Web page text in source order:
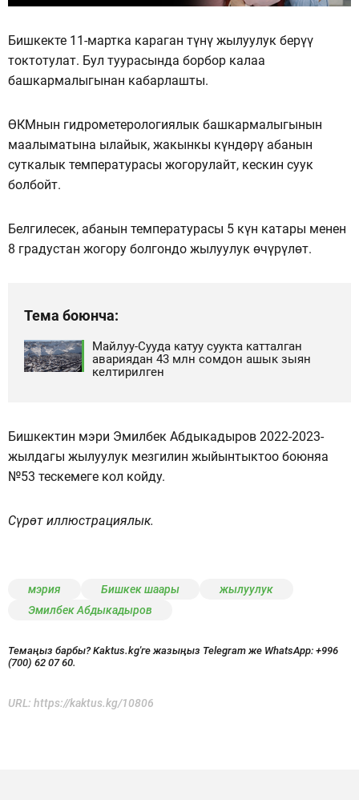
Бишкекте 11-мартка караган түнү жылуулук берүү
токтотулат. Бул туурасында борбор калаа
башкармалыгынан кабарлашты.
ӨКМнын гидрометерологиялык башкармалыгынын
маалыматына ылайык, жакынкы күндөрү абанын
суткалык температурасы жогорулайт, кескин суук
болбойт.
Белгилесек, абанын температурасы 5 күн катары менен
8 градустан жогору болгондо жылуулук өчүрүлөт.
Тема боюнча:
Майлуу-Сууда катуу суукта катталган
авариядан 43 млн сомдон ашык зыян
келтирилген
Бишкектин мэри Эмилбек Абдыкадыров 2022-2023-
жылдагы жылуулук мезгилин жыйынтыктоо боюняа
№53 тескемеге кол койду.
Сүрөт иллюстрациялык.
мэрия Бишкек шаары
жылуулук
Эмилбек Абдыкадыров
Темаңыз барбы? Kaktus.kg'ге жазыңыз Telegram же WhatsApp: +996
(700) 62 07 60.
URL: https://kaktus.kg/10806